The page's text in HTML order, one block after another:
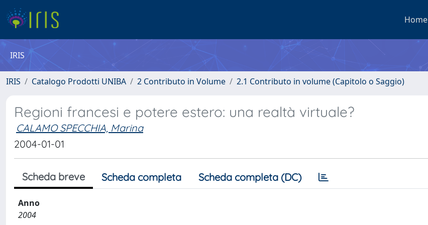
Home
IRIS
IRIS Catalogo Prodotti UNIBA 2 Contributo in Volume 2.1 Contributo in volume (Capitolo o Saggio)
Regioni francesi e potere estero: una realtà virtuale?
CALAMO SPECCHIA, Marina
2004-01-01
Scheda breve Scheda completa Scheda completa (DC)
Anno
2004